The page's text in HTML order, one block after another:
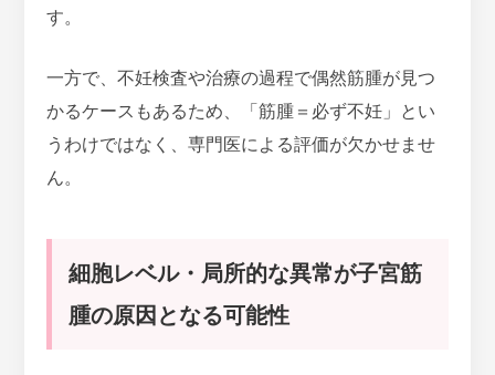
す。
一方で、不妊検査や治療の過程で偶然筋腫が見つ
かるケースもあるため、「筋腫＝必ず不妊」とい
うわけではなく、専門医による評価が欠かせませ
ん。
細胞レベル・局所的な異常が子宮筋
腫の原因となる可能性